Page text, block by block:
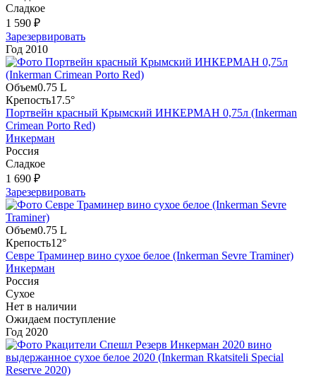
Сладкое
1 590 ₽
Зарезервировать
Год 2010
Объем0.75 L
Крепость17.5°
Портвейн красный Крымский ИНКЕРМАН 0,75л (Inkerman
Crimean Porto Red)
Инкерман
Россия
Сладкое
1 690 ₽
Зарезервировать
Объем0.75 L
Крепость12°
Севре Траминер вино сухое белое (Inkerman Sevre Traminer)
Инкерман
Россия
Сухое
Нет в наличии
Ожидаем поступление
Год 2020